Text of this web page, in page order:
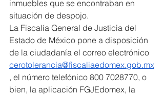
inmuebles que se encontraban en
situación de despojo.
La Fiscalía General de Justicia del
Estado de México pone a disposición
de la ciudadanía el correo electrónico
cerotolerancia@fiscaliaedomex.gob.mx
, el número telefónico 800 7028770, o
bien, la aplicación FGJEdomex, la